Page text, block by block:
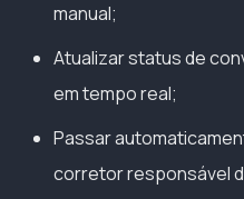
manual;
Atualizar status de
em tempo real;
Passar
corretor responsável